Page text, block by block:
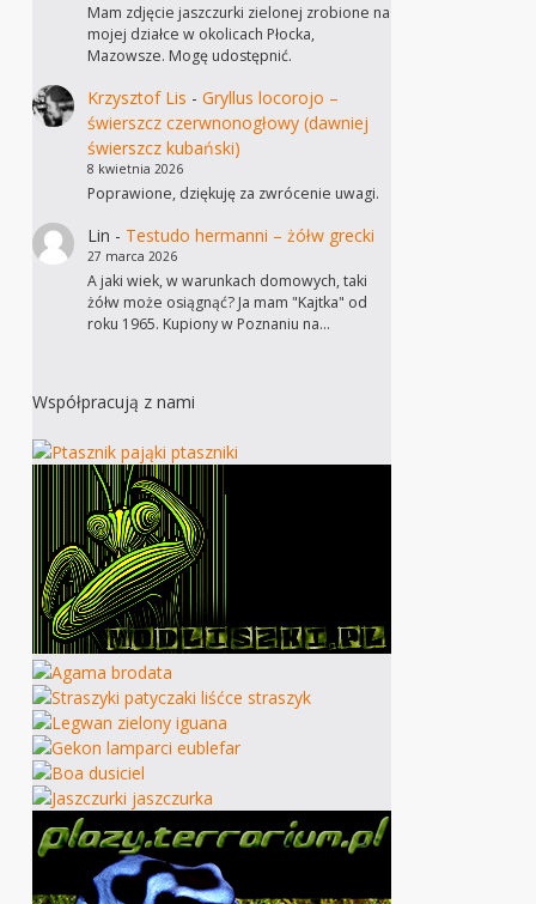
Mam zdjęcie jaszczurki zielonej zrobione na
mojej działce w okolicach Płocka,
Mazowsze. Mogę udostępnić.
Krzysztof Lis - Gryllus locorojo –
świerszcz czerwnonogłowy (dawniej
świerszcz kubański)
8 kwietnia 2026
Poprawione, dziękuję za zwrócenie uwagi.
Lin - Testudo hermanni – żółw grecki
27 marca 2026
A jaki wiek, w warunkach domowych, taki
żółw może osiągnąć? Ja mam "Kajtka" od
roku 1965. Kupiony w Poznaniu na…
Współpracują z nami